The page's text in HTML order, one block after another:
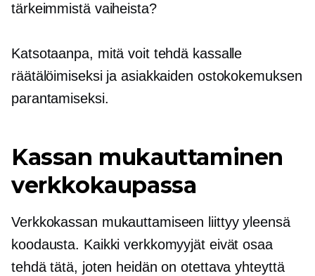
tärkeimmistä vaiheista?
Katsotaanpa, mitä voit tehdä kassalle
räätälöimiseksi ja asiakkaiden ostokokemuksen
parantamiseksi.
Kassan mukauttaminen
verkkokaupassa
Verkkokassan mukauttamiseen liittyy yleensä
koodausta. Kaikki verkkomyyjät eivät osaa
tehdä tätä, joten heidän on otettava yhteyttä